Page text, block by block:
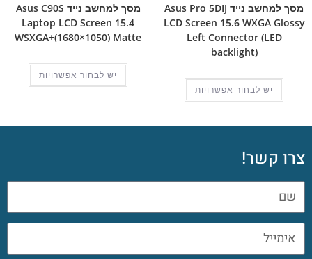
מסך למחשב נייד Asus Pro 5DIJ
LCD Screen 15.6 WXGA Glossy
Left Connector (LED
backlight)
יש לבחור אפשרויות
מסך למחשב נייד Asus C90S
Laptop LCD Screen 15.4
WSXGA+(1680×1050) Matte
יש לבחור אפשרויות
צרו קשר!